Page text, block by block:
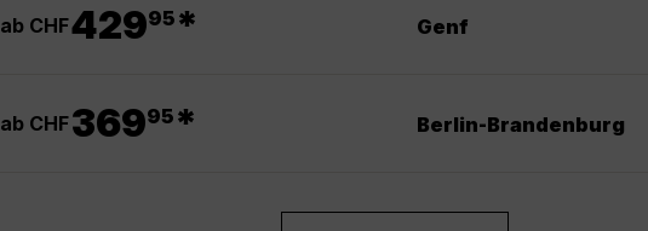
ab CHF42995 * Genf
ab CHF36995 * Berlin-Brandenburg